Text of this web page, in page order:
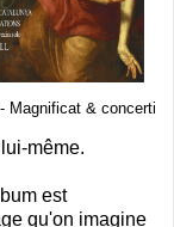
Magnificat & concerti
même.
est
qu'on imagine